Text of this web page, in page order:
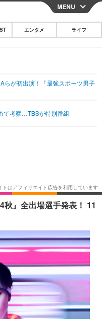
CLOSE
その他
映画・ドラマ
その他
MENU
エンタメ ライフ
らが初出演！『最強スポーツ男子
て考察…TBSが特別番組
秋』全出場選手発表！ 11